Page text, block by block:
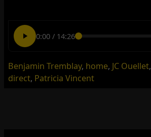
0:00/ 14:26
Benjamin Tremblay, home, JC Ouellet,
direct, Patricia Vincent